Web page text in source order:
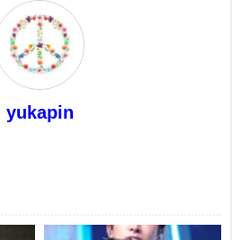
yukapin